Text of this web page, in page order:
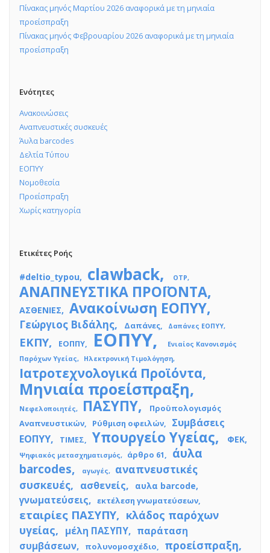
Πίνακας μηνός Μαρτίου 2026 αναφορικά με τη μηνιαία
προείσπραξη
Πίνακας μηνός Φεβρουαρίου 2026 αναφορικά με τη μηνιαία
προείσπραξη
Ενότητες
Ανακοινώσεις
Αναπνευστικές συσκευές
Άυλα barcodes
Δελτία Τύπου
ΕΟΠΥΥ
Νομοθεσία
Προείσπραξη
Χωρίς κατηγορία
Ετικέτες Ροής
#deltio_typou clawback OTP
ΑΝΑΠΝΕΥΣΤΙΚΑ ΠΡΟΪΟΝΤΑ
ΑΣΘΕΝΙΕΣ Ανακοίνωση ΕΟΠΥΥ
Γεώργιος Βιδάλης Δαπάνες Δαπάνες ΕΟΠΥΥ
ΕΚΠΥ ΕΟΠΠΥ ΕΟΠΥΥ
Ενιαίος Κανονισμός
Παρόχων Υγείας
Ηλεκτρονική Τιμολόγηση
Ιατροτεχνολογικά Προϊόντα
Μηνιαία προείσπραξη
Νεφελοποιητές ΠΑΣΥΠΥ
Προϋπολογισμός
Αναπνευστικών
Ρύθμιση οφειλών
Συμβάσεις
ΕΟΠΥΥ
ΤΙΜΕΣ Υπουργείο Υγείας ΦΕΚ
Ψηφιακός μετασχηματισμός άρθρο 61
άυλα
barcodes
αγωγές
αναπνευστικές
συσκευές
ασθενείς αυλα barcode
γνωματεύσεις εκτέλεση γνωματεύσεων
εταιρίες ΠΑΣΥΠΥ
κλάδος παρόχων
υγείας
μέλη ΠΑΣΥΠΥ
παράταση
συμβάσεων
πολυνομοσχέδιο προείσπραξη